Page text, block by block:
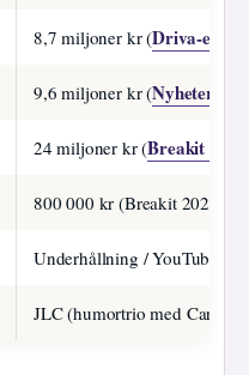
8,7 miljoner kr (Driva-eget
9,6 miljoner kr (Nyheter24
24 miljoner kr (Breakit 2025
800 000 kr (Breakit 2025)
Underhållning / YouTube
JLC (humortrio med Carl